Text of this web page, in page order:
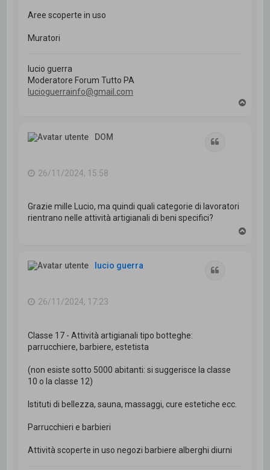
Aree scoperte in uso
Muratori
lucio guerra
Moderatore Forum Tutto PA
lucioguerrainfo@gmail.com
DOM
26/11/2024, 15:58
Grazie mille Lucio, ma quindi quali categorie di lavoratori
rientrano nelle attività artigianali di beni specifici?
lucio guerra
26/11/2024, 17:23
Classe 17 - Attività artigianali tipo botteghe:
parrucchiere, barbiere, estetista
(non esiste sotto 5000 abitanti: si suggerisce la classe
10 o la classe 12)
Istituti di bellezza, sauna, massaggi, cure estetiche ecc.
Parrucchieri e barbieri
Attività scoperte in uso negozi barbiere alberghi diurni